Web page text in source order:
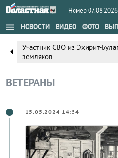
Номер 07.08.2026
menu НОВОСТИ ВИДЕО ФОТО
arrow_left
Участник СВО из Эхирит-
земляков
ВЕТЕРАНЫ
15.05.2024 14:54